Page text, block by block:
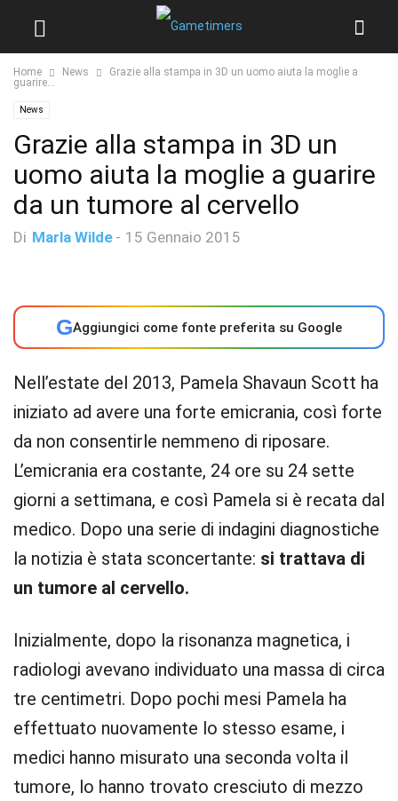
Home News
Grazie alla stampa in 3D un uomo aiuta la moglie a
guarire...
News
Grazie alla stampa in 3D un
uomo aiuta la moglie a guarire
da un tumore al cervello
Di Marla Wilde - 15 Gennaio 2015
GAggiungici come fonte preferita su Google
Nell’estate del 2013, Pamela Shavaun Scott ha
iniziato ad avere una forte emicrania, così forte
da non consentirle nemmeno di riposare.
L’emicrania era costante, 24 ore su 24 sette
giorni a settimana, e così Pamela si è recata dal
medico. Dopo una serie di indagini diagnostiche
la notizia è stata sconcertante: si trattava di
un tumore al cervello.
Inizialmente, dopo la risonanza magnetica, i
radiologi avevano individuato una massa di circa
tre centimetri. Dopo pochi mesi Pamela ha
effettuato nuovamente lo stesso esame, i
medici hanno misurato una seconda volta il
tumore, lo hanno trovato cresciuto di mezzo